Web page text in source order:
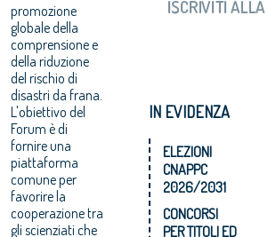
promozione
globale della
comprensione e
della riduzione
del rischio di
IN EVIDENZA
ELEZIONI
CNAPPC
2026/2031
CONCORSI
PER TITOLI ED